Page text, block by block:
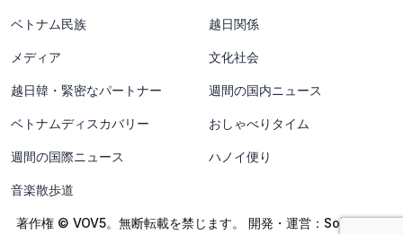
ベトナム民族 越日関係
メディア 文化社会
越日韓・緊密なパートナー 週間の国内ニュース
ベトナムディスカバリー おしゃべりタイム
週間の国際ニュース ハノイ便り
音楽散歩道
著作権 © VOV5。無断転載を禁じます。 開発・運営：SolidTech